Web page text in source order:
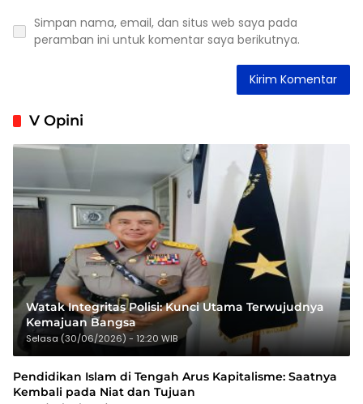
Simpan nama, email, dan situs web saya pada
peramban ini untuk komentar saya berikutnya.
V Opini
Watak Integritas Polisi: Kunci Utama Terwujudnya
Kemajuan Bangsa
Selasa (30/06/2026) - 12:20 WIB
Pendidikan Islam di Tengah Arus Kapitalisme: Saatnya
Kembali pada Niat dan Tujuan